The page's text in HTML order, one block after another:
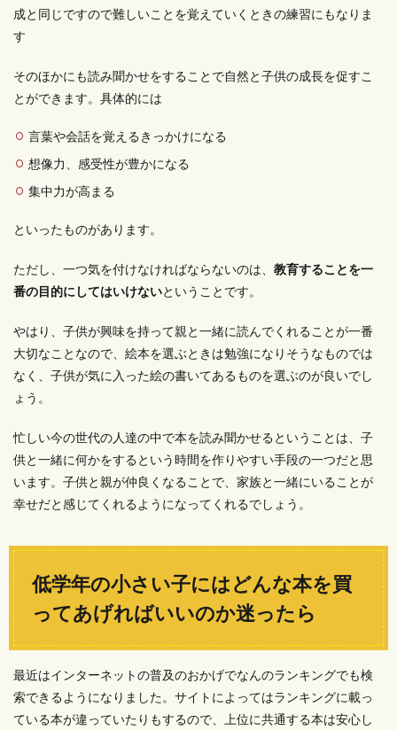
成と同じですので難しいことを覚えていくときの練習にもなりま
す
そのほかにも読み聞かせをすることで自然と子供の成長を促すこ
とができます。具体的には
言葉や会話を覚えるきっかけになる
想像力、感受性が豊かになる
集中力が高まる
といったものがあります。
ただし、一つ気を付けなければならないのは、 教育することを一
番の目的にしてはいけないということです。
やはり、子供が興味を持って親と一緒に読んでくれることが一番
大切なことなので、絵本を選ぶときは勉強になりそうなものでは
なく、子供が気に入った絵の書いてあるものを選ぶのが良いでし
ょう。
忙しい今の世代の人達の中で本を読み聞かせるということは、子
供と一緒に何かをするという時間を作りやすい手段の一つだと思
います。子供と親が仲良くなることで、家族と一緒にいることが
幸せだと感じてくれるようになってくれるでしょう。
低学年の小さい子にはどんな本を買
ってあげればいいのか迷ったら
最近はインターネットの普及のおかげでなんのランキングでも検
索できるようになりました。サイトによってはランキングに載っ
ている本が違っていたりもするので、上位に共通する本は安心し